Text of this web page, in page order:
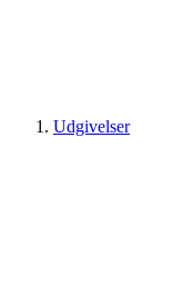
Udgivelser